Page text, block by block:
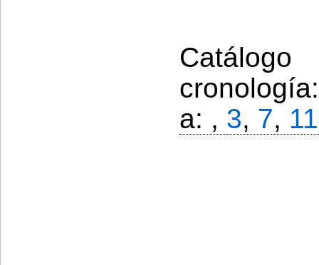
a: , 3, 7, 11